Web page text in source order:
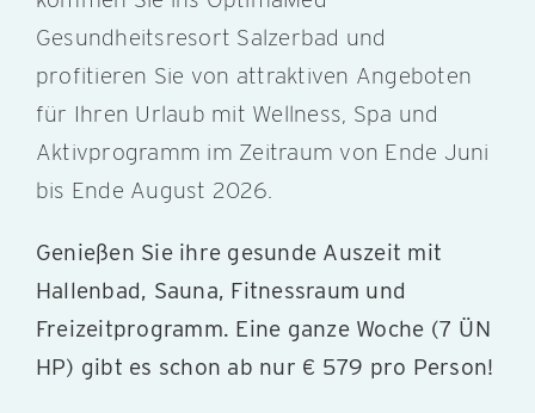
Gesundheitsresort Salzerbad und
profitieren Sie von attraktiven Angeboten
für Ihren Urlaub mit Wellness, Spa und
Aktivprogramm im Zeitraum von Ende Juni
bis Ende August 2026.
Genießen Sie ihre gesunde Auszeit mit
Hallenbad, Sauna, Fitnessraum und
Freizeitprogramm. Eine ganze Woche (7 ÜN
HP) gibt es schon ab nur € 579 pro Person!